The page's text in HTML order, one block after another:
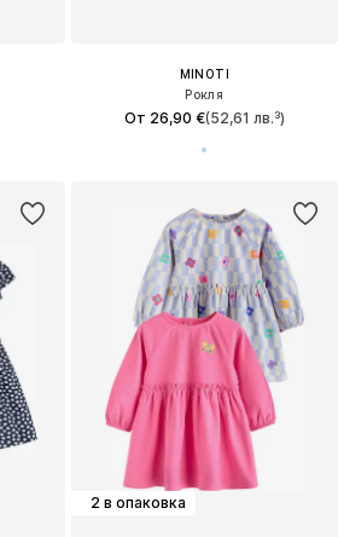
MINOTI
Рокля
От 26,90 €(52,61 лв.³)
2 в опаковка